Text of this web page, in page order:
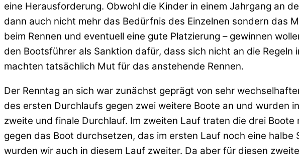
eine Herausforderung. Obwohl die Kinder in einem Jahrgang an
dann auch nicht mehr das Bedürfnis des Einzelnen sondern das
beim Rennen und eventuell eine gute Platzierung – gewinnen
den Bootsführer als Sanktion dafür, dass sich nicht an die
machten tatsächlich Mut für das anstehende Rennen.
Der Renntag an sich war zunächst geprägt von sehr
des ersten Durchlaufs gegen zwei weitere Boote an und wurden
zweite und finale Durchlauf. Im zweiten Lauf traten die drei
gegen das Boot durchsetzen, das im ersten Lauf noch eine
wurden wir auch in diesem Lauf zweiter. Da aber für diesen